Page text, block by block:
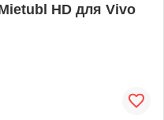
HD для Vivo